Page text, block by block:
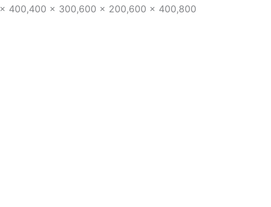
400,400 x 300,600 x 200,600 x 400,800